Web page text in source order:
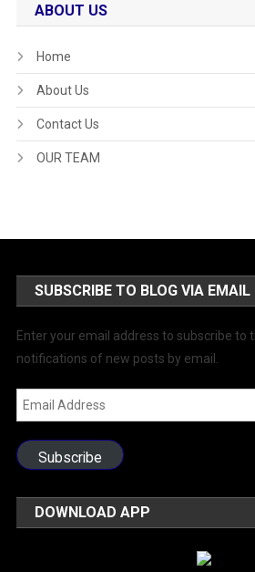
ABOUT US
Home
About Us
Contact Us
OUR TEAM
SUBSCRIBE TO BLOG VIA EMAIL
Enter your email address to subscribe to
notifications of new posts by email.
Email
Address
Subscribe
DOWNLOAD APP